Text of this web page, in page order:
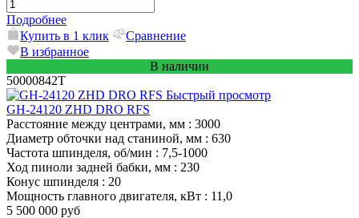
Подробнее
Купить в 1 клик
Сравнение
В избранное
В наличии
50000842T
Быстрый просмотр
GH-24120 ZHD DRO RFS
Расстояние между центрами, мм : 3000
Диаметр обточки над станиной, мм : 630
Частота шпинделя, об/мин : 7,5-1000
Ход пиноли задней бабки, мм : 230
Конус шпинделя : 20
Мощность главного двигателя, кВт : 11,0
5 500 000 руб